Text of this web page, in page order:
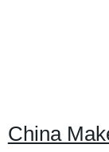
China